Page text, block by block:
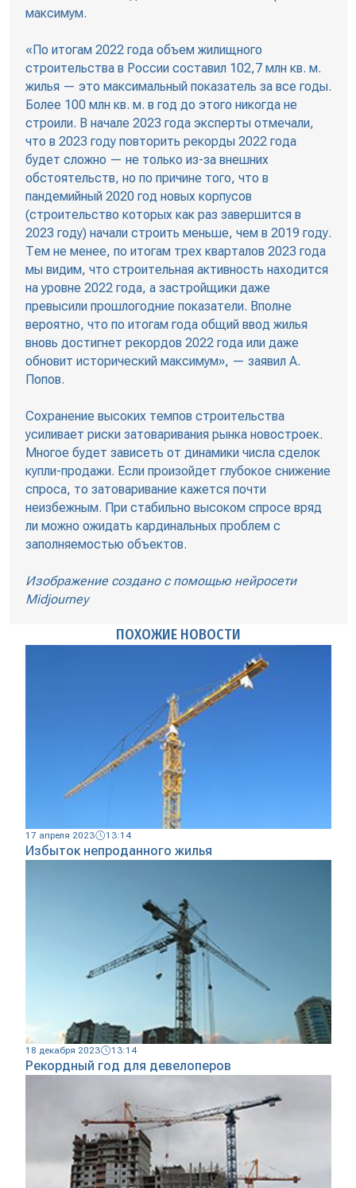
максимум.
«По итогам 2022 года объем жилищного
строительства в России составил 102,7 млн кв. м.
жилья — это максимальный показатель за все годы.
Более 100 млн кв. м. в год до этого никогда не
строили. В начале 2023 года эксперты отмечали,
что в 2023 году повторить рекорды 2022 года
будет сложно — не только из-за внешних
обстоятельств, но по причине того, что в
пандемийный 2020 год новых корпусов
(строительство которых как раз завершится в
2023 году) начали строить меньше, чем в 2019 году.
Тем не менее, по итогам трех кварталов 2023 года
мы видим, что строительная активность находится
на уровне 2022 года, а застройщики даже
превысили прошлогодние показатели. Вполне
вероятно, что по итогам года общий ввод жилья
вновь достигнет рекордов 2022 года или даже
обновит исторический максимум», — заявил А.
Попов.
Сохранение высоких темпов строительства
усиливает риски затоваривания рынка новостроек.
Многое будет зависеть от динамики числа сделок
купли-продажи. Если произойдет глубокое снижение
спроса, то затоваривание кажется почти
неизбежным. При стабильно высоком спросе вряд
ли можно ожидать кардинальных проблем с
заполняемостью объектов.
Изображение создано с помощью нейросети
Midjourney
ПОХОЖИЕ НОВОСТИ
17 апреля 2023 13:14
Избыток непроданного жилья
18 декабря 2023 13:14
Рекордный год для девелоперов